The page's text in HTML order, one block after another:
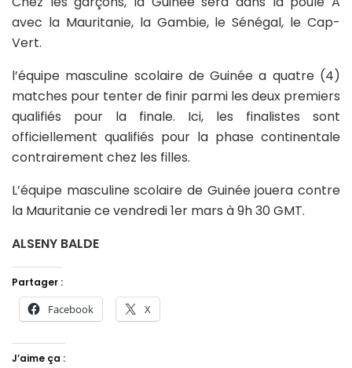
avec la Mauritanie, la Gambie, le Sénégal, le Cap-
Vert.
l’équipe masculine scolaire de Guinée a quatre (4)
matches pour tenter de finir parmi les deux premiers
qualifiés pour la finale. Ici, les finalistes sont
officiellement qualifiés pour la phase continentale
contrairement chez les filles.
L’équipe masculine scolaire de Guinée jouera contre
la Mauritanie ce vendredi 1er mars à 9h 30 GMT.
ALSENY BALDE
Partager :
Facebook X
J’aime ça :